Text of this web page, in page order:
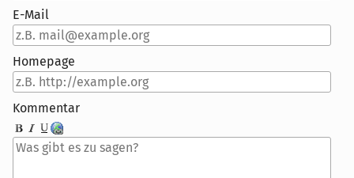
E-Mail
Homepage
Kommentar